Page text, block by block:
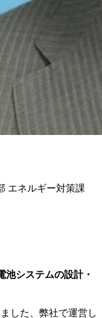
エネルギー対策課
池システムの設計・
した、弊社で運営し